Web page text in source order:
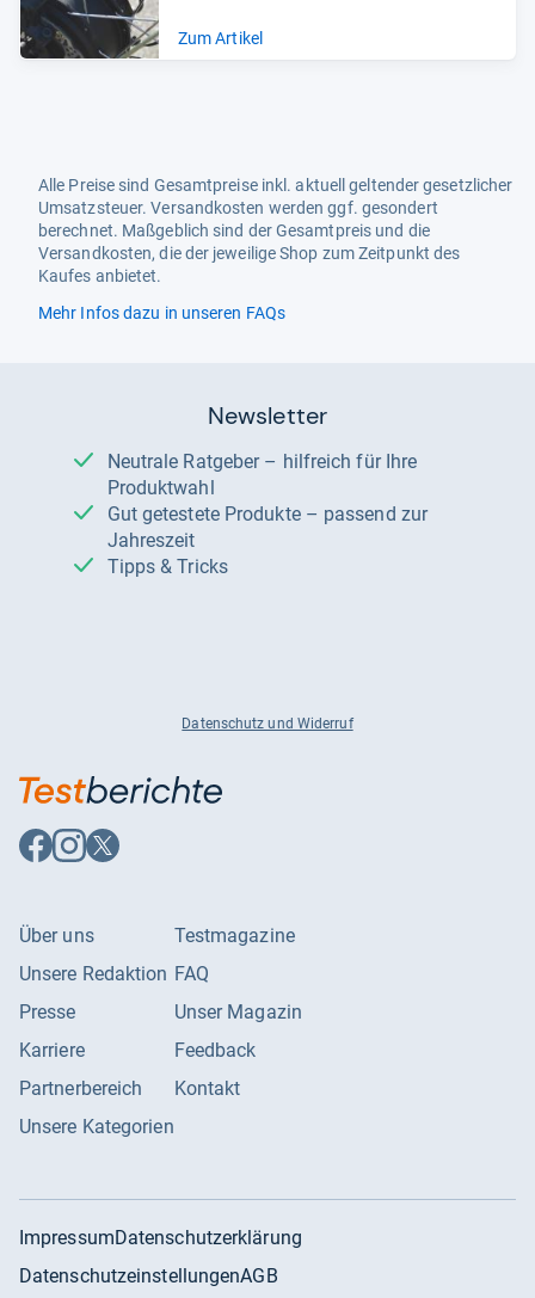
Zum Artikel
Alle Preise sind Gesamtpreise inkl. aktuell geltender gesetzlicher
Umsatzsteuer. Versandkosten werden ggf. gesondert
berechnet. Maßgeblich sind der Gesamtpreis und die
Versandkosten, die der jeweilige Shop zum Zeitpunkt des
Kaufes anbietet.
Mehr Infos dazu in unseren FAQs
Newsletter
Neutrale Ratgeber – hilfreich für Ihre
Produktwahl
Gut getestete Produkte – passend zur
Jahreszeit
Tipps & Tricks
Datenschutz und Widerruf
Auf
Facebook
Auf
Instagram
Auf
X
Über uns
Unsere Redaktion
Presse
Karriere
Partnerbereich
Unsere Kategorien
Testmagazine
FAQ
Unser Magazin
Feedback
Kontakt
ImpressumDatenschutzerklärung
DatenschutzeinstellungenAGB